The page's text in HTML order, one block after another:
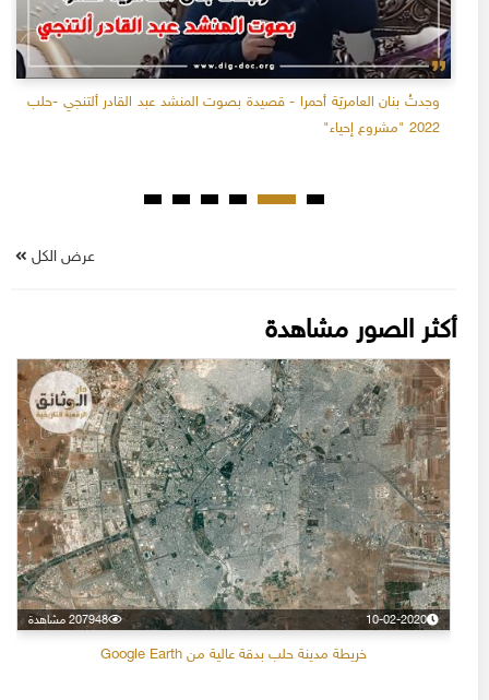
وجدتُ بنان العامريَة أحمرا - قصيدة بصوت المنشد عبد القادر ألتنجي -حلب
2022 "مشروع إحياء"
عرض الكل
أكثر الصور مشاهدة
10-02-2020 207948 مشاهدة
خريطة مدينة حلب بدقة عالية من Google Earth